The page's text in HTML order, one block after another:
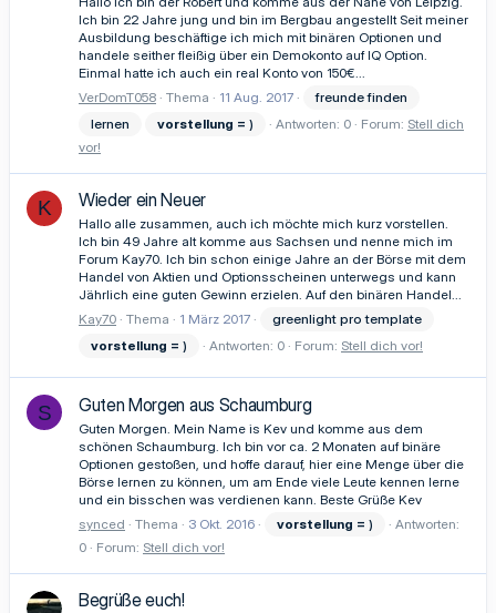
Ich bin 22 Jahre jung und bin im Bergbau angestellt Seit meiner
Ausbildung beschäftige ich mich mit binären Optionen und
handele seither fleißig über ein Demokonto auf IQ Option.
Einmal hatte ich auch ein real Konto von 150€...
VerDomT058 Thema 11 Aug. 2017
freunde finden
lernen
vorstellung = ) Antworten: 0 Forum: Stell dich
vor!
K Wieder ein Neuer
Hallo alle zusammen, auch ich möchte mich kurz vorstellen.
Ich bin 49 Jahre alt komme aus Sachsen und nenne mich im
Forum Kay70. Ich bin schon einige Jahre an der Börse mit dem
Handel von Aktien und Optionsscheinen unterwegs und kann
Jährlich eine guten Gewinn erzielen. Auf den binären Handel...
Kay70 Thema 1 März 2017
greenlight pro template
vorstellung = ) Antworten: 0 Forum: Stell dich vor!
S Guten Morgen aus Schaumburg
Guten Morgen. Mein Name is Kev und komme aus dem
schönen Schaumburg. Ich bin vor ca. 2 Monaten auf binäre
Optionen gestoßen, und hoffe darauf, hier eine Menge über die
Börse lernen zu können, um am Ende viele Leute kennen lerne
und ein bisschen was verdienen kann. Beste Grüße Kev
synced
Thema 3 Okt. 2016 vorstellung = )
Antworten:
0
Forum: Stell dich vor!
Begrüße euch!